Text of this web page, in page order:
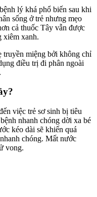
lý khá phổ biến sau khi
sống ở trẻ nhưng mẹo
cả thuốc Tây vẫn được
xiêm xanh.
truyền miệng bởi không chỉ
điều trị đi phân ngoài
việc trẻ sơ sinh bị tiêu
nhanh chóng dời xa bé
kéo dài sẽ khiến quá
chóng. Mất nước
vong.